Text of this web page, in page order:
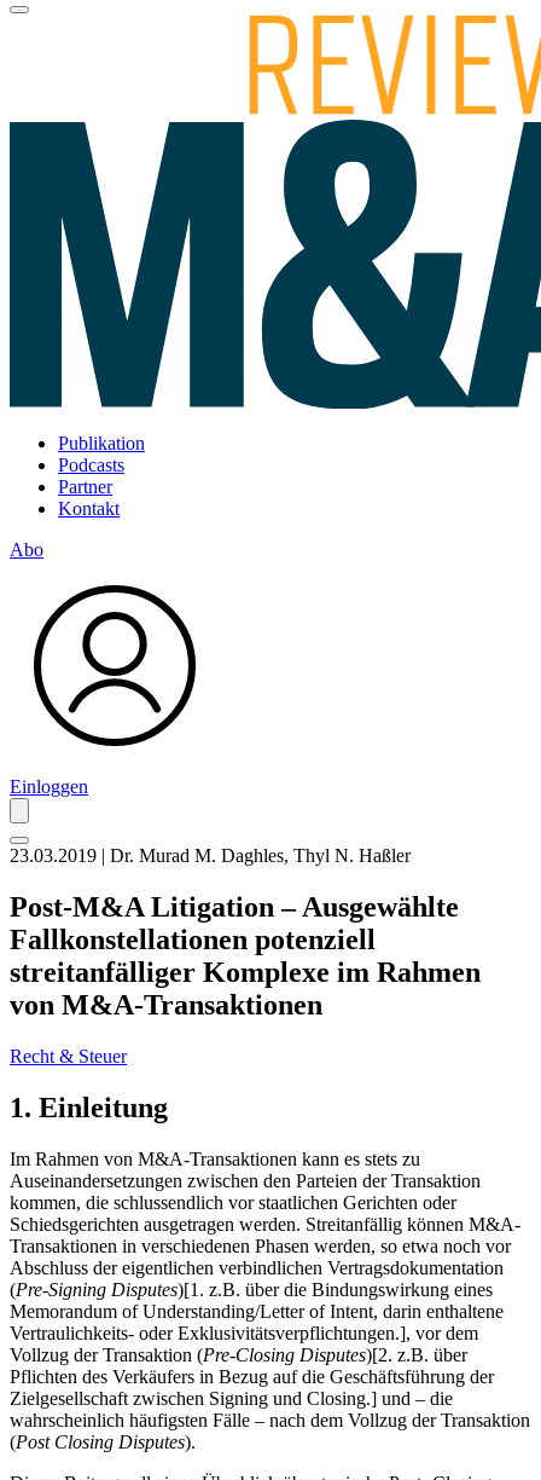
Publikation
Podcasts
Partner
Kontakt
Abo
Einloggen
23.03.2019 | Dr. Murad M. Daghles, Thyl N. Haßler
Post-M&A Litigation – Ausgewählte
Fallkonstellationen potenziell
streitanfälliger Komplexe im Rahmen
von M&A-Transaktionen
Recht & Steuer
1. Einleitung
Im Rahmen von M&A-Transaktionen kann es stets zu
Auseinandersetzungen zwischen den Parteien der Transaktion
kommen, die schlussendlich vor staatlichen Gerichten oder
Schiedsgerichten ausgetragen werden. Streitanfällig können M&A-
Transaktionen in verschiedenen Phasen werden, so etwa noch vor
Abschluss der eigentlichen verbindlichen Vertragsdokumentation
(Pre-Signing Disputes)[1. z.B. über die Bindungswirkung eines
Memorandum of Understanding/Letter of Intent, darin enthaltene
Vertraulichkeits- oder Exklusivitätsverpflichtungen.], vor dem
Vollzug der Transaktion (Pre-Closing Disputes)[2. z.B. über
Pflichten des Verkäufers in Bezug auf die Geschäftsführung der
Zielgesellschaft zwischen Signing und Closing.] und – die
wahrscheinlich häufigsten Fälle – nach dem Vollzug der Transaktion
(Post Closing Disputes).